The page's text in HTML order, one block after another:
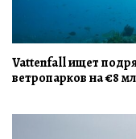
Vattenfall ищет
ветропарков на €8